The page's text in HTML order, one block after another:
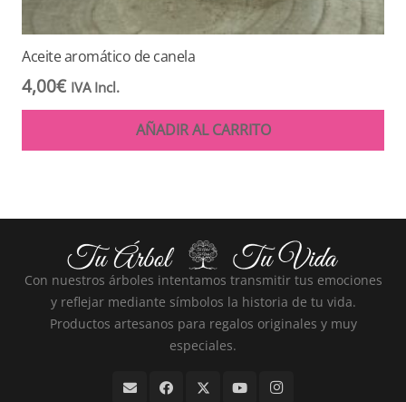
Aceite aromático de canela
4,00€ IVA Incl.
AÑADIR AL CARRITO
Con nuestros árboles intentamos transmitir tus emociones
y reflejar mediante símbolos la historia de tu vida.
Productos artesanos para regalos originales y muy
especiales.